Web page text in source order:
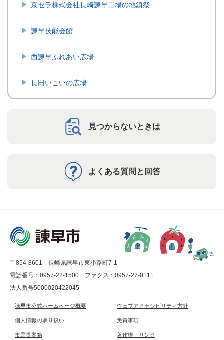
京セラ株式会社長崎諫早工場の地鎮祭
諫早技能会館
西諫早ふれあい広場
長田いこいの広場
見つからないときは
よくある質問と回答
〒854-8601 長崎県諫早市東小路町7-1
電話番号：0957-22-1500
ファクス：0957-27-0111
法人番号5000020422045
諫早市公式ホームページ概要 ウェブアクセシビリティ方針
個人情報の取り扱い 免責事項
市民提案箱 著作権・リンク